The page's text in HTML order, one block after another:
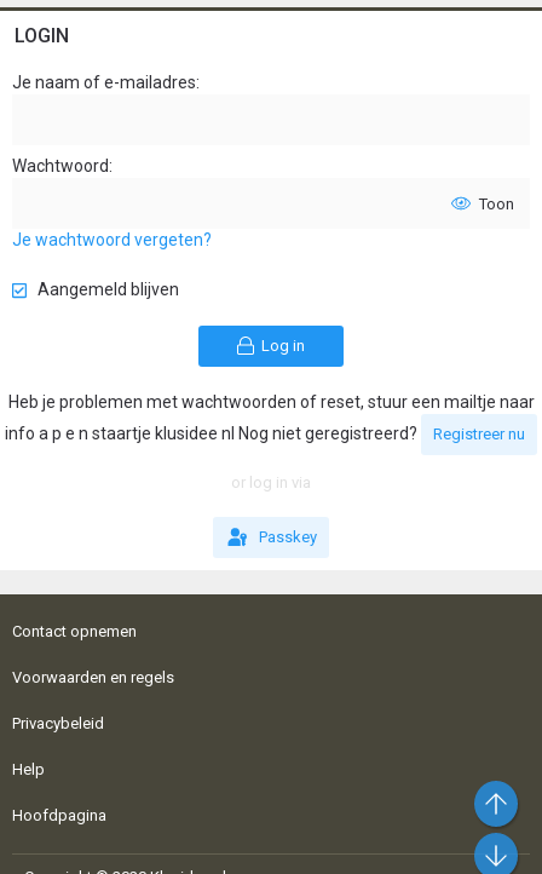
LOGIN
Je naam of e-mailadres
Wachtwoord
Toon
Je wachtwoord vergeten?
Aangemeld blijven
Log in
Heb je problemen met wachtwoorden of reset, stuur een mailtje naar
info a p e n staartje klusidee nl Nog niet geregistreerd?
Registreer nu
or log in via
Passkey
Contact opnemen
Voorwaarden en regels
Privacybeleid
Help
Hoofdpagina